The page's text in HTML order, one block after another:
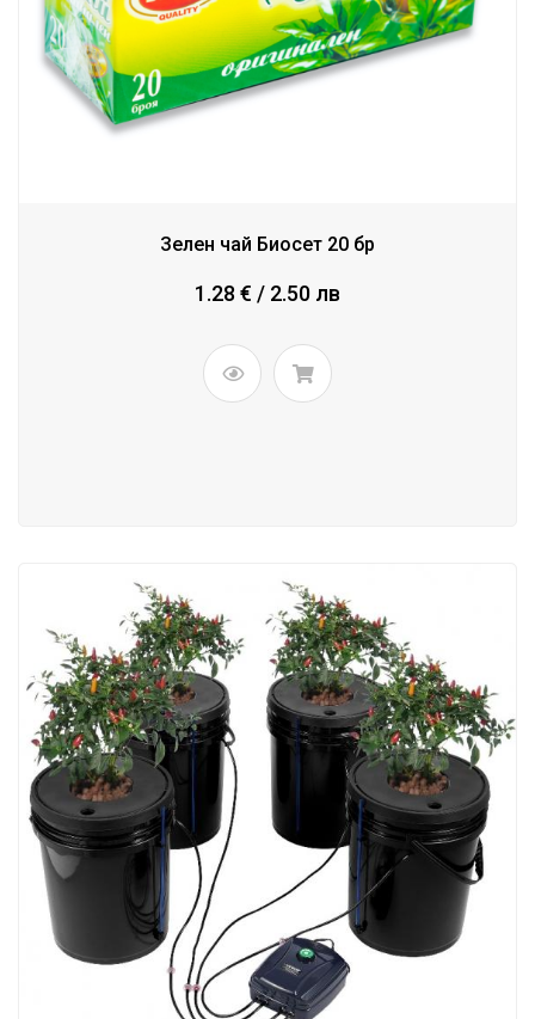
Зелен чай Биосет 20 бр
1.28 € / 2.50 лв